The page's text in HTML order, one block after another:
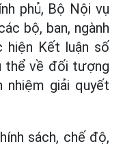
phủ, Bộ Nội vụ
bộ, ban, ngành
hiện Kết luận số
thể về đối tượng
nhiệm giải quyết
sách, chế độ,